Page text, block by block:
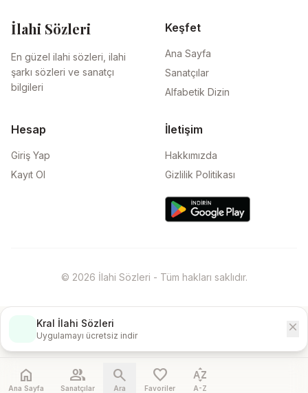
İlahi Sözleri
En güzel ilahi sözleri, ilahi
şarkı sözleri ve sanatçı
bilgileri
Keşfet
Ana Sayfa
Sanatçılar
Alfabetik Dizin
Hesap
Giriş Yap
Kayıt Ol
İletişim
Hakkımızda
Gizlilik Politikası
© 2026 İlahi Sözleri - Tüm hakları saklıdır.
Kral İlahi Sözleri
Uygulamayı ücretsiz indir
close
home
Ana Sayfa
people
Sanatçılar
search
Ara
favorite
Favoriler
sort_by_alpha
A-Z